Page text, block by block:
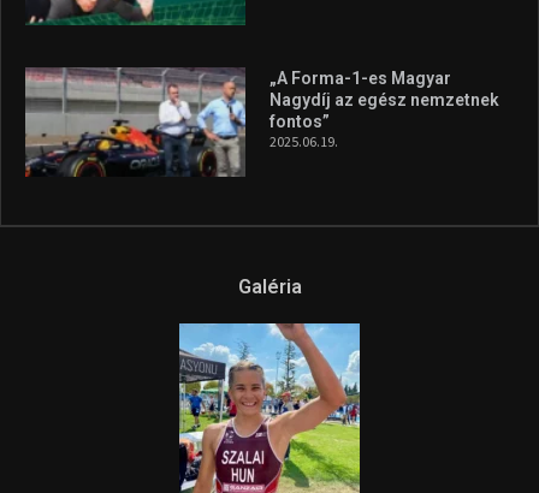
„A Forma-1-es Magyar
Nagydíj az egész nemzetnek
fontos”
2025.06.19.
Galéria